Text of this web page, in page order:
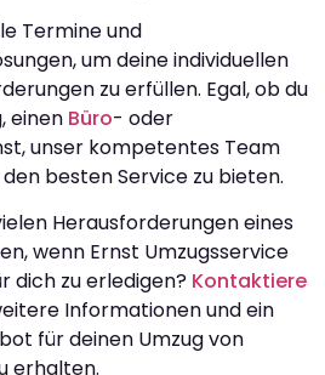
Termine und
um deine individuellen
zu erfüllen. Egal, ob du
einen Büro- oder
unser kompetentes Team
besten Service zu bieten.
Herausforderungen eines
wenn Ernst Umzugsservice
dich zu erledigen? Kontaktiere
Informationen und ein
für deinen Umzug von
erhalten.